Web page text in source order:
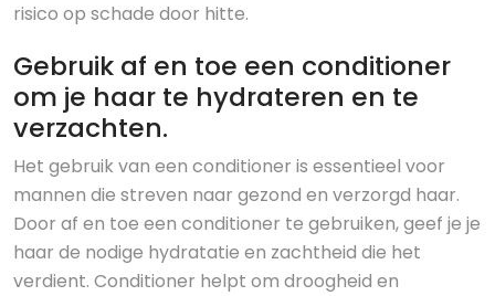
risico op schade door hitte.
Gebruik af en toe een conditioner
om je haar te hydrateren en te
verzachten.
Het gebruik van een conditioner is essentieel voor
mannen die streven naar gezond en verzorgd haar.
Door af en toe een conditioner te gebruiken, geef je je
haar de nodige hydratatie en zachtheid die het
verdient. Conditioner helpt om droogheid en